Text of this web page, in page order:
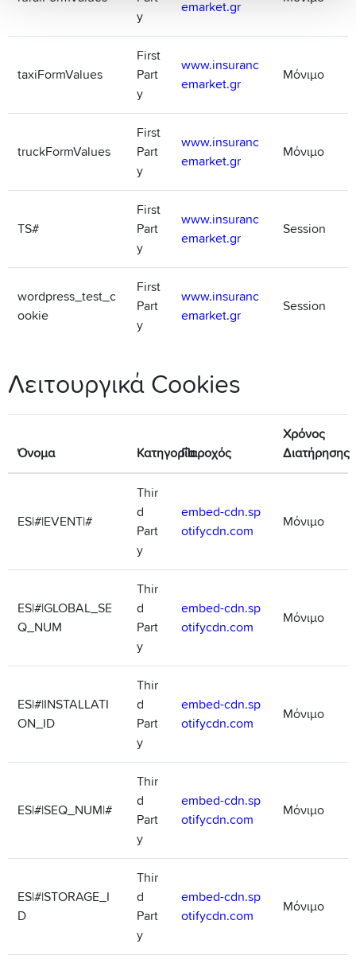
y
emarket.gr
taxiFormValues
First
Part
y
www.insuranc
emarket.gr
Μόνιμο
truckFormValues
First
Part
y
www.insuranc
emarket.gr
Μόνιμο
TS#
First
Part
y
www.insuranc
emarket.gr
Session
wordpress_test_c
ookie
First
Part
y
www.insuranc
emarket.gr
Session
Λειτουργικά Cookies
Όνομα ΚατηγορίαΠαροχός
Χρόνος
Διατήρησης
ES|#|EVENT|#
Thir
d
Part
y
embed-cdn.sp
otifycdn.com
Μόνιμο
ES|#|GLOBAL_SE
Q_NUM
Thir
d
Part
y
embed-cdn.sp
otifycdn.com
Μόνιμο
ES|#|INSTALLATI
ON_ID
Thir
d
Part
y
embed-cdn.sp
otifycdn.com
Μόνιμο
ES|#|SEQ_NUM|#
Thir
d
Part
y
embed-cdn.sp
otifycdn.com
Μόνιμο
ES|#|STORAGE_I
D
Thir
d
Part
y
embed-cdn.sp
otifycdn.com
Μόνιμο